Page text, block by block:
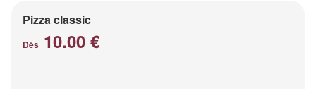
Pizza classic
Dès 10.00 €